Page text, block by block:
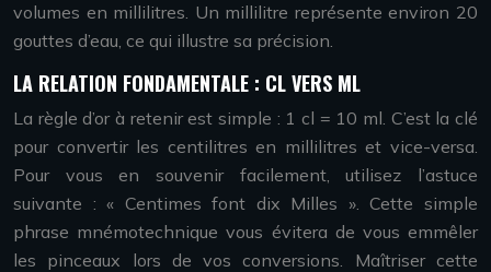
volumes en millilitres. Un millilitre représente environ 20
gouttes d’eau, ce qui illustre sa précision.
LA RELATION FONDAMENTALE : CL VERS ML
La règle d’or à retenir est simple : 1 cl = 10 ml. C’est la clé
pour convertir les centilitres en millilitres et vice-versa.
Pour vous en souvenir facilement, utilisez l’astuce
suivante : « Centimes font dix Milles ». Cette simple
phrase mnémotechnique vous évitera de vous emmêler
les pinceaux lors de vos conversions. Maîtriser cette